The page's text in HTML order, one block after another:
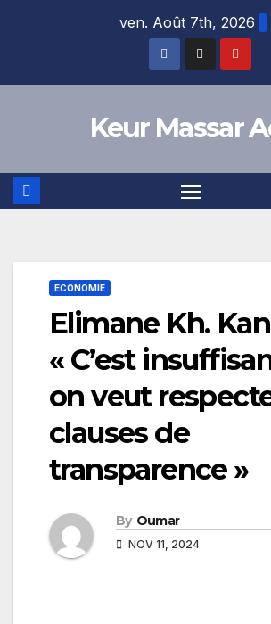
ven. Août 7th, 2026
Keur Massar
ECONOMIE
Elimane Kh.
« C’est
on veut
clauses de
transparence »
By Oumar
NOV 11, 2024